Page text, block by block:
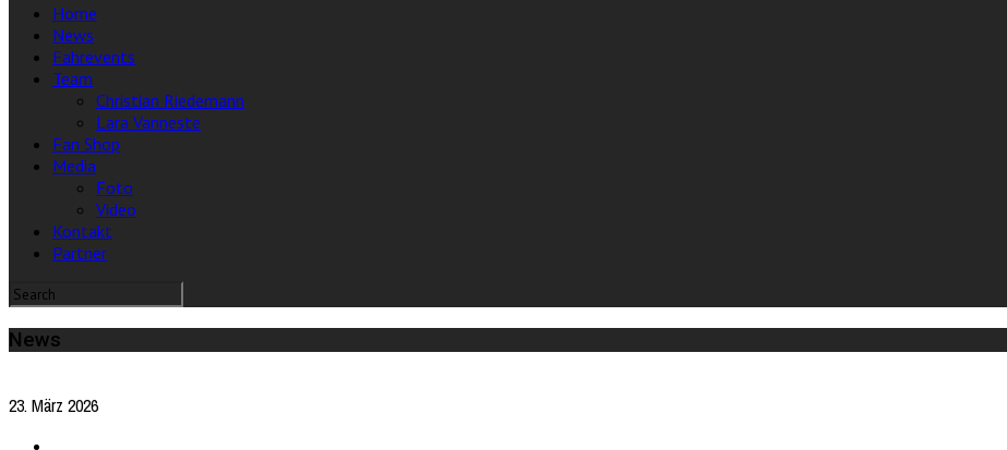
Home
News
Fahrevents
Team
Christian Riedemann
Lara Vanneste
Fan Shop
Media
Foto
Video
Kontakt
Partner
News
23. März 2026